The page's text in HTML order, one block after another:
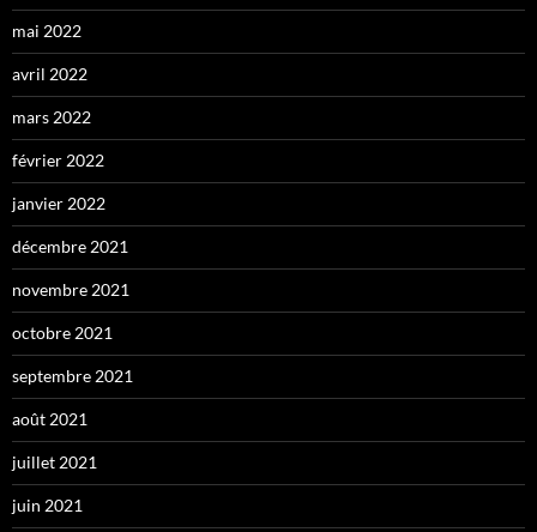
mai 2022
avril 2022
mars 2022
février 2022
janvier 2022
décembre 2021
novembre 2021
octobre 2021
septembre 2021
août 2021
juillet 2021
juin 2021